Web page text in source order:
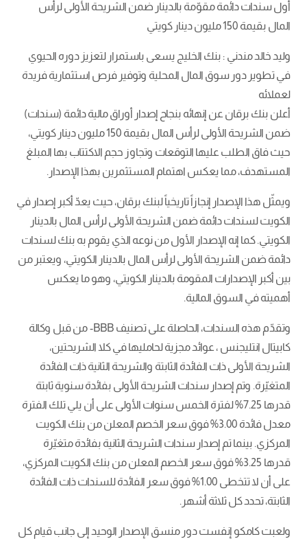
أول سندات دائمة مقوّمة بالدينار ضمن الشريحة الأولى لرأس
المال بقيمة 150 مليون دينار كويتي
وليد خالد مندني : بنك الخليج يسعى باستمرار لتعزيز دوره الحيوي
في تطوير دور سوق المال المحلية وتوفير فرص استثمارية فريدة
لعملائه
أعلن بنك برقان عن إنهائه بنجاح إصدار أوراق مالية دائمة (سندات)
ضمن الشريحة الأولى لرأس المال بقيمة 150 مليون دينار كويتي،
حيث فاق الطلب عليها التوقعات وتجاوز حجم الاكتتاب بها المبلغ
المستهدف، مما يعكس اهتمام المستثمرين بهذا الإصدار.
ويمثّل هذا الإصدار إنجازاً تاريخياً لبنك برقان، حيث يعدّ أكبر إصدار في
الكويت لسندات دائمة ضمن الشريحة الأولى لرأس المال بالدينار
الكويتي. كما إنه الإصدار الأول من نوعه الذي يقوم به بنك لسندات
دائمة ضمن الشريحة الأولى لرأس المال بالدينار الكويتي، ويعتبر من
بين أكبر الإصدارات المقومة بالدينار الكويتي، وهو ما يعكس
أهميته في السوق المالية.
وتقدّم هذه السندات، الحاصلة على تصنيف BBB- من قبل وكالة
كابيتال انتليجنس ، عوائد مجزية لحامليها في كلا الشريحتين،
الشريحة الأولى ذات الفائدة الثابتة والشريحة الثانية ذات الفائدة
المتغيّرة. وتم إصدار سندات الشريحة الأولى بفائدة سنوية ثابتة
قدرها 7.25% لفترة الخمس سنوات الأولى على أن يلي تلك الفترة
معدل فائدة 3.00% فوق سعر الخصم المعلن من بنك الكويت
المركزي. بينما تم إصدار سندات الشريحة الثانية بفائدة متغيّرة
قدرها 3.25% فوق سعر الخصم المعلن من بنك الكويت المركزي،
على أن لا تتخطى 1.00% فوق سعر الفائدة للسندات ذات الفائدة
الثابتة، تحدد كل ثلاثة أشهر.
ولعبت كامكو إنفست دور منسق الإصدار الوحيد إلى جانب قيام كل